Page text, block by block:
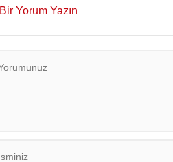
Bir Yorum Yazın